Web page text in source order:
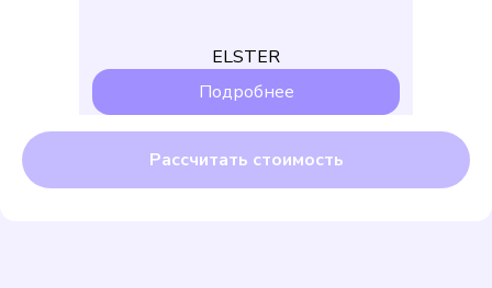
ELSTER
Подробнее
Выбрать